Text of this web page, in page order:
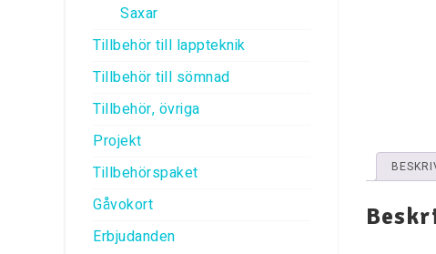
Saxar
Tillbehör till lappteknik
Tillbehör till sömnad
Tillbehör, övriga
Projekt
Tillbehörspaket
Gåvokort
Erbjudanden